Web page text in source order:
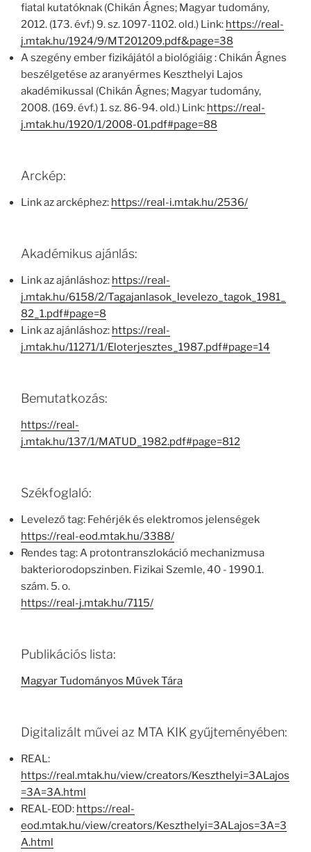
fiatal kutatóknak (Chikán Ágnes; Magyar tudomány,
2012. (173. évf.) 9. sz. 1097-1102. old.) Link: https://real-
j.mtak.hu/1924/9/MT201209.pdf&page=38
A szegény ember fizikájától a biológiáig : Chikán Ágnes
beszélgetése az aranyérmes Keszthelyi Lajos
akadémikussal (Chikán Ágnes; Magyar tudomány,
2008. (169. évf.) 1. sz. 86-94. old.) Link: https://real-
j.mtak.hu/1920/1/2008-01.pdf#page=88
Arckép:
Link az arcképhez: https://real-i.mtak.hu/2536/
Akadémikus ajánlás:
Link az ajánláshoz: https://real-
j.mtak.hu/6158/2/Tagajanlasok_levelezo_tagok_1981_
82_1.pdf#page=8
Link az ajánláshoz: https://real-
j.mtak.hu/11271/1/Eloterjesztes_1987.pdf#page=14
Bemutatkozás:
https://real-
j.mtak.hu/137/1/MATUD_1982.pdf#page=812
Székfoglaló:
Levelező tag: Fehérjék és elektromos jelenségek
https://real-eod.mtak.hu/3388/
Rendes tag: A protontranszlokáció mechanizmusa
bakteriorodopszinben. Fizikai Szemle, 40 - 1990.1.
szám. 5. o.
https://real-j.mtak.hu/7115/
Publikációs lista:
Magyar Tudományos Művek Tára
Digitalizált művei az MTA KIK gyűjteményében:
REAL:
https://real.mtak.hu/view/creators/Keszthelyi=3ALajos
=3A=3A.html
REAL-EOD: https://real-
eod.mtak.hu/view/creators/Keszthelyi=3ALajos=3A=3
A.html